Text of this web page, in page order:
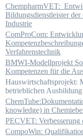
ChempharmVET:
Bildungsdienstleister der
Industrie
ComProCom:
Verfahrenstechnik
BMWI-Modellprojekt
Kompetenzen für die
Hauswirtschaftsprojekt:
betrieblichen
ChemTube:
knowledge) in
PECVET:
CompoWin: